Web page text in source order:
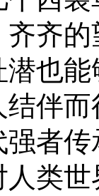
齐
也
结伴
者
类